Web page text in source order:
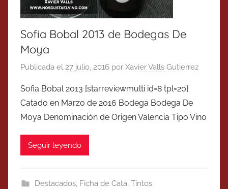
Sofia Bobal 2013 de Bodegas De
Moya
Publicada el 27 julio, 2016 por Xavier Valls Gutierrez
Sofia Bobal 2013 [starreviewmulti id=8 tpl=20]
Catado en Marzo de 2016 Bodega Bodega De
Moya Denominación de Origen Valencia Tipo Vino
Seguir leyendo
Destacados, Ficha de Cata, Tintos